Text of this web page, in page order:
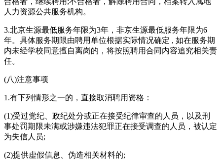
人力资源公共服务机构。
3.北京生源最低服务年限为3年，非京生源最低服务年限为6
年。具体服务期限由聘用单位根据实际情况确定 , 如在服务期
内未经学校同意擅自离岗的，将按照聘用合同内容追究相关责
任。
(八)注意事项
1.有下列情形之一的，直接取消聘用资格：
(1)受过党纪、政纪处分或正在接受纪律审查的人员，以及刑
事处罚期限未满或涉嫌违法犯罪正在接受调查的人员，被认定
为失信人员;
(2)提供虚假信息、伪造相关材料的;